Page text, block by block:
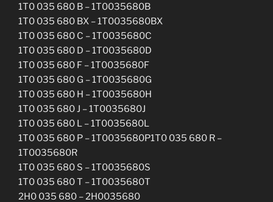
1T0 035 680 B – 1T0035680B
1T0 035 680 BX – 1T0035680BX
1T0 035 680 C – 1T0035680C
1T0 035 680 D – 1T0035680D
1T0 035 680 F – 1T0035680F
1T0 035 680 G – 1T0035680G
1T0 035 680 H – 1T0035680H
1T0 035 680 J – 1T0035680J
1T0 035 680 L – 1T0035680L
1T0 035 680 P – 1T0035680P1T0 035 680 R –
1T0035680R
1T0 035 680 S – 1T0035680S
1T0 035 680 T – 1T0035680T
2H0 035 680 – 2H0035680